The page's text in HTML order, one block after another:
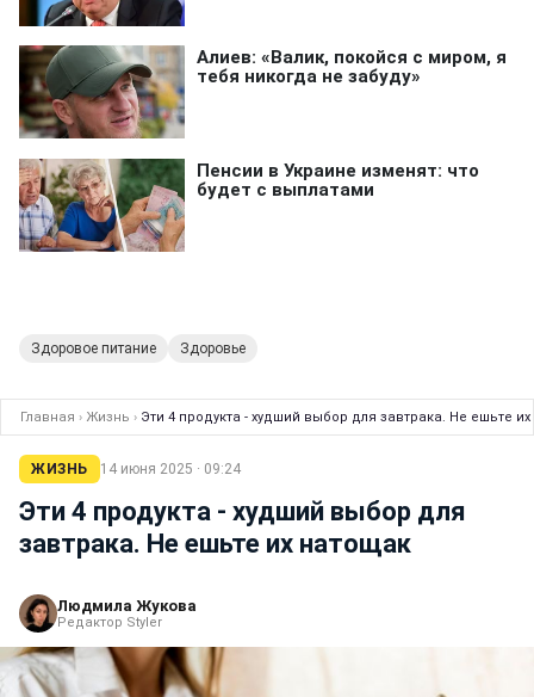
Здоровое питание Здоровье
Главная › Жизнь › Эти 4 продукта - худший выбор для завтрака. Не ешьте
ЖИЗНЬ 14 июня 2025 · 09:24
Эти 4 продукта - худший выбор для
завтрака. Не ешьте их натощак
Людмила Жукова
Редактор Styler